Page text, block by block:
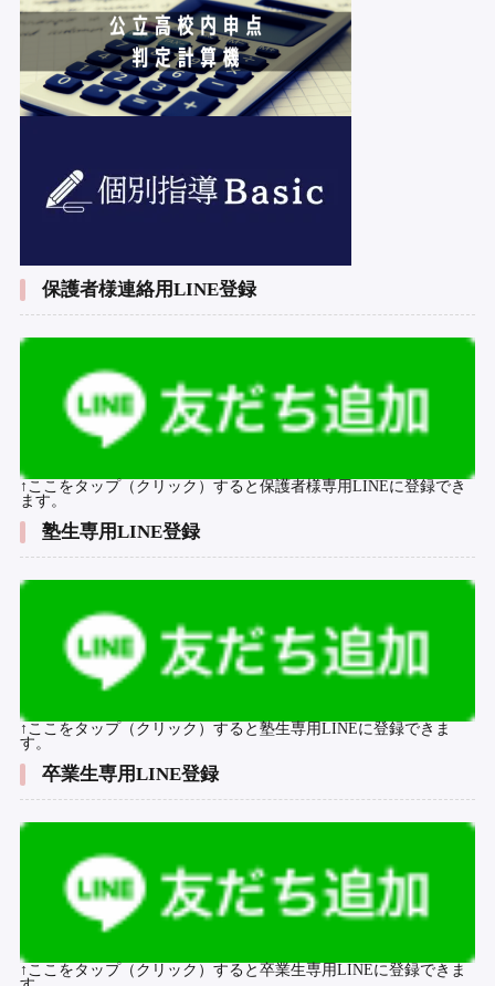
保護者様連絡用LINE登録
↑ここをタップ（クリック）すると保護者様専用LINEに登録でき
ます。
塾生専用LINE登録
↑ここをタップ（クリック）すると塾生専用LINEに登録できま
す。
卒業生専用LINE登録
↑ここをタップ（クリック）すると卒業生専用LINEに登録できま